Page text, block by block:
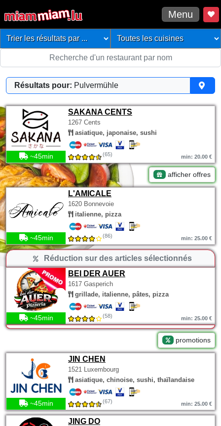
Menu
Résultats pour: Pulvermühle
SAKANA CENTS
1267 Cents
asiatique, japonaise, sushi
~45min (65) min: 20.00 €
afficher offres
L'AMICALE
1620 Bonnevoie
italienne, pizza
~45min (86) min: 25.00 €
Réduction sur des articles sélectionnés
BEI DER AUER
1617 Gasperich
grillade, italienne, pâtes, pizza
~45min (58) min: 25.00 €
promotions
JIN CHEN
1521 Luxembourg
asiatique, chinoise, sushi, thaïlandaise
~45min (67) min: 25.00 €
JING DO